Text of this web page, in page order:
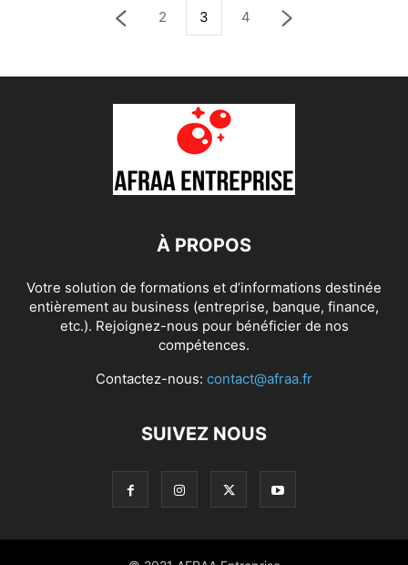
2 3 4
À PROPOS
Votre solution de formations et d’informations destinée
entièrement au business (entreprise, banque, finance,
etc.). Rejoignez-nous pour bénéficier de nos
compétences.
Contactez-nous: contact@afraa.fr
SUIVEZ NOUS